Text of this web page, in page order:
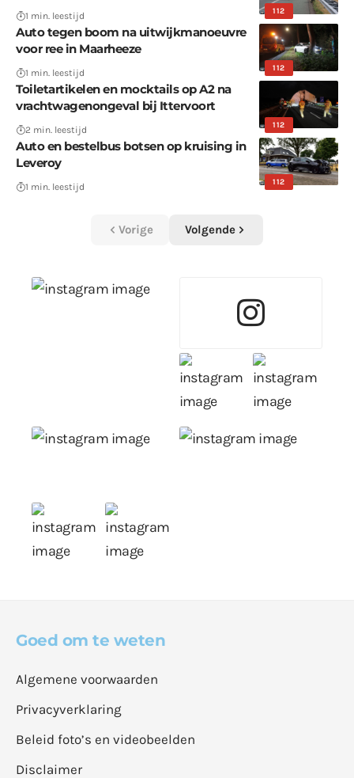
112
1 min. leestijd
112
Auto tegen boom na uitwijkmanoeuvre
voor ree in Maarheeze
1 min. leestijd
112
Toiletartikelen en mocktails op A2 na
vrachtwagenongeval bij Ittervoort
2 min. leestijd
112
Auto en bestelbus botsen op kruising in
Leveroy
1 min. leestijd
Vorige Volgende
Goed om te weten
Algemene voorwaarden
Privacyverklaring
Beleid foto’s en videobeelden
Disclaimer